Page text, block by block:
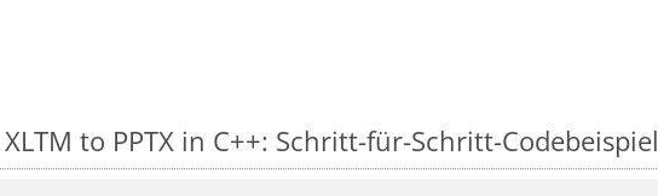
to PPTX in C++: Schritt-für-Schritt-Codebeispiel